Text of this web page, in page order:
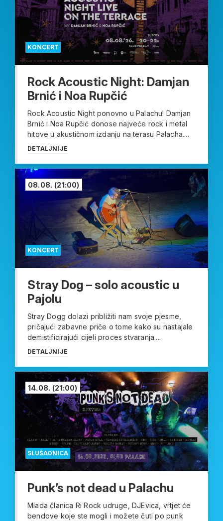
KONCERT
Rock Acoustic Night: Damjan
Brnić i Noa Rupčić
Rock Acoustic Night ponovno u Palachu! Damjan
Brnić i Noa Rupčić donose najveće rock i metal
hitove u akustičnom izdanju na terasu Palacha....
DETALJNIJE
KONCERT
08.08. (21:00)
Stray Dog – solo acoustic u
Pajolu
Stray Dogg dolazi približiti nam svoje pjesme,
pričajući zabavne priče o tome kako su nastajale
demistificirajući cijeli proces stvaranja....
DETALJNIJE
SLUŠAONICA
14.08. (21:00)
Punk’s not dead u Palachu
Mlada članica Ri Rock udruge, DJEvica, vrtjet će
bendove koje ste mogli i možete čuti po punk